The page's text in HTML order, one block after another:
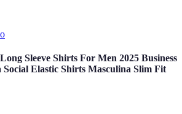
Sleeve Shirts For Men 2025 Business
Elastic Shirts Masculina Slim Fit